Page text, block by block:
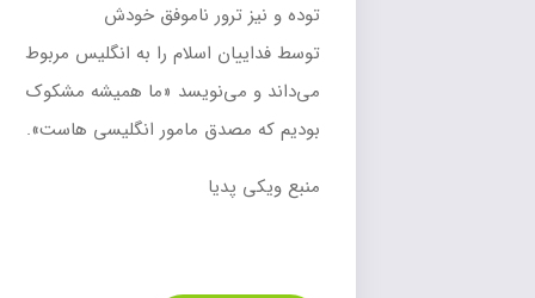
توده و نیز ترور ناموفق خودش
توسط فداییان اسلام را به انگلیس مربوط
می‌داند و می‌نویسد «ما همیشه مشکوک
بودیم که مصدق مامور انگلیسی هاست».
ویکی پدیا